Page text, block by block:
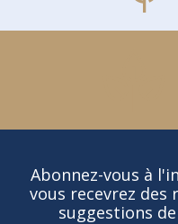
Abonnez-vous à
vous recevrez des
suggestions